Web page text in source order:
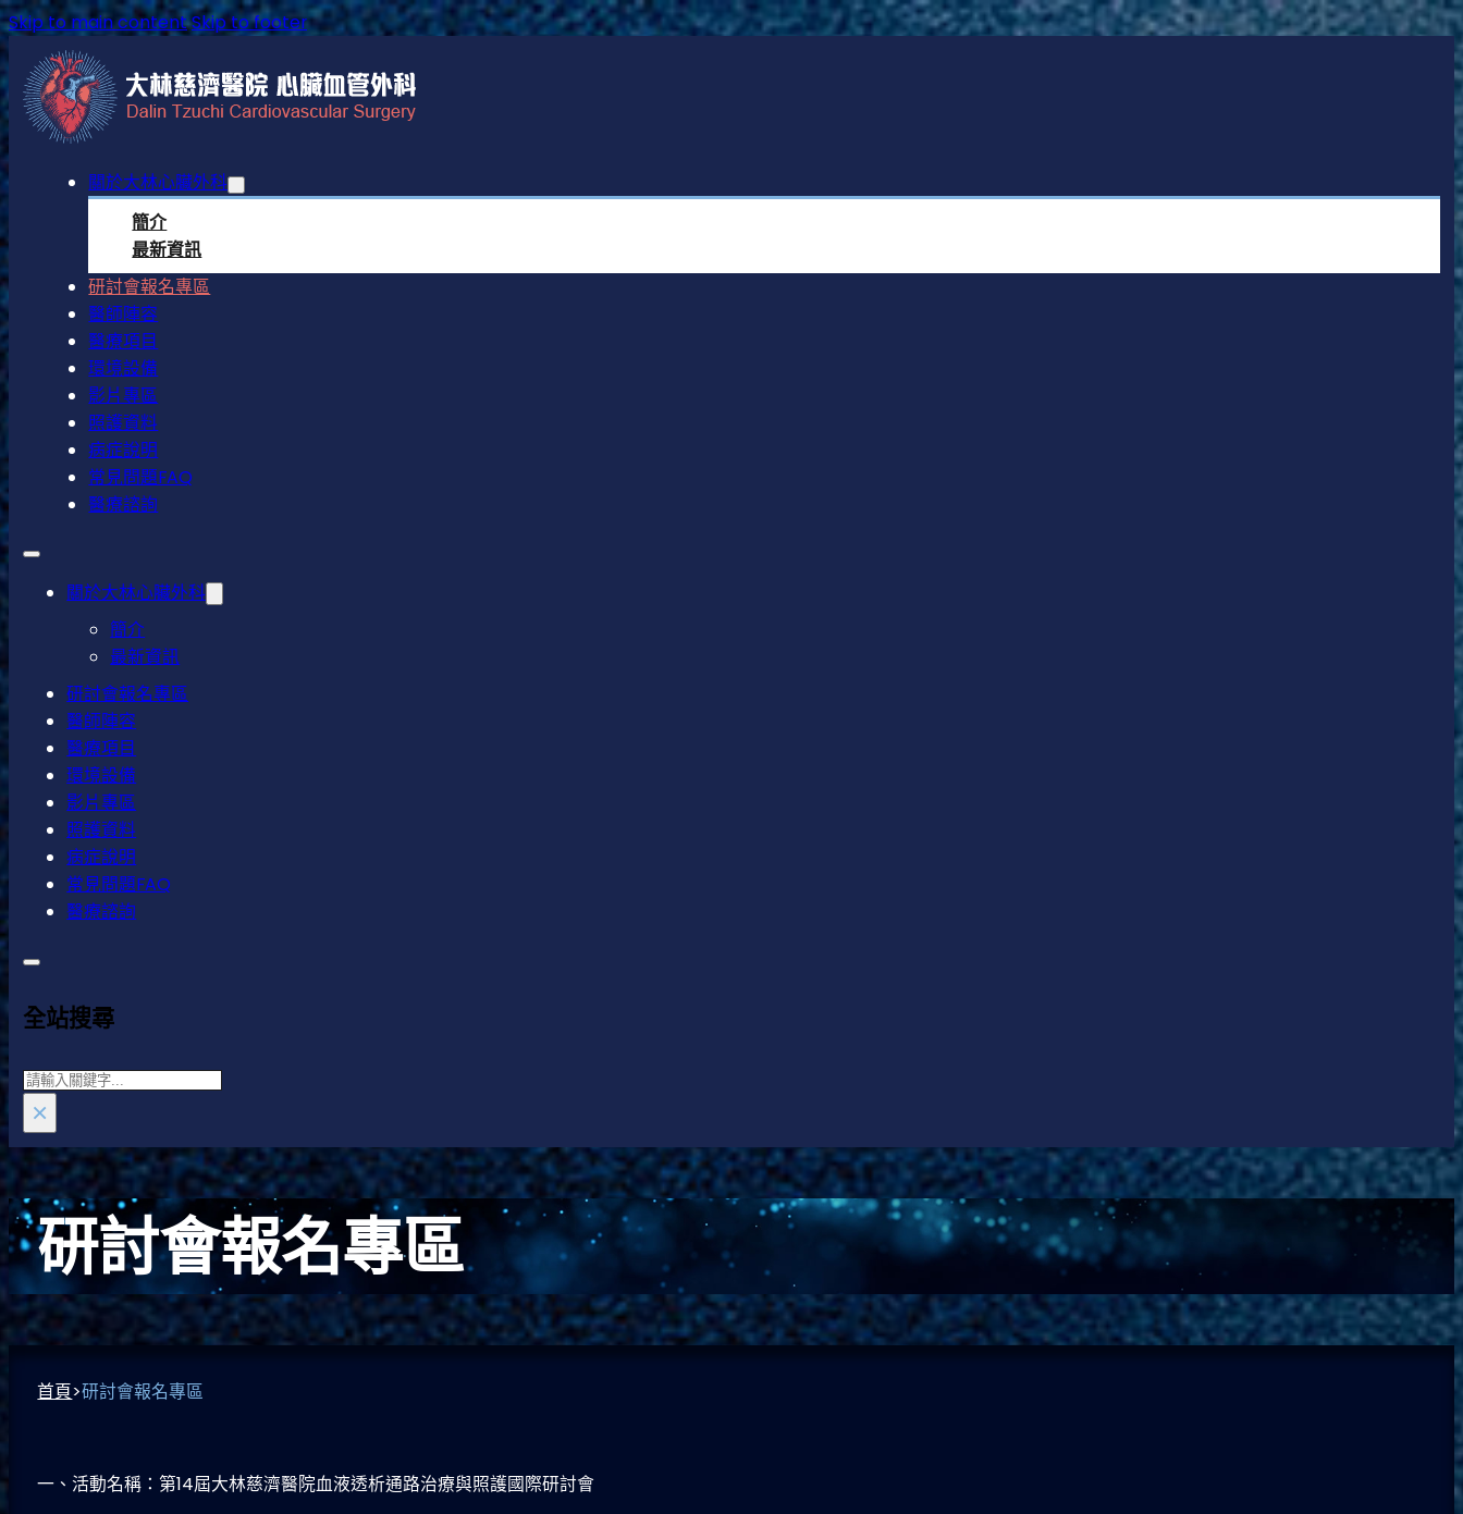
Skip to main contentSkip to footer
關於大林心臟外科
簡介
最新資訊
研討會報名專區
醫師陣容
醫療項目
環境設備
影片專區
照護資料
病症說明
常見問題FAQ
醫療諮詢
關於大林心臟外科
簡介
最新資訊
研討會報名專區
醫師陣容
醫療項目
環境設備
影片專區
照護資料
病症說明
常見問題FAQ
醫療諮詢
全站搜尋
Search
×
研討會報名專區
首頁>研討會報名專區
一、活動名稱：第14屆大林慈濟醫院血液透析通路治療與照護國際研討會